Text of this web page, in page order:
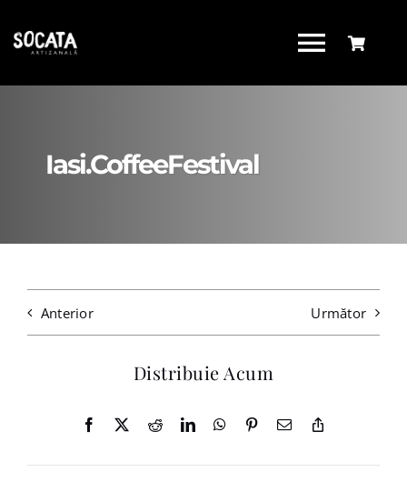
content
MAGAZIN
B2B
CONTACT
Iasi.CoffeeFestival
Anterior Următor
Distribuie Acum